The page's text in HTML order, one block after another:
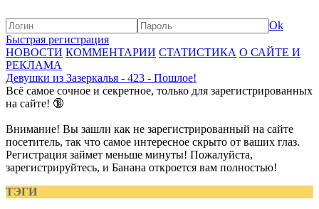
Ok
Быстрая регистрация
НОВОСТИ КОММЕНТАРИИ СТАТИСТИКА О САЙТЕ И
РЕКЛАМА
Девушки из Зазеркалья - 423 - Пошлое!
Всё самое сочное и секретное, только для зарегистрированных
на сайте! 🔞
Внимание! Вы зашли как не зарегистрированный на сайте
посетитель, так что самое интересное скрыто от ваших глаз.
Регистрация займет меньше минуты! Пожалуйста,
зарегистрируйтесь, и Банана откроется вам полностью!
ТЭГИ